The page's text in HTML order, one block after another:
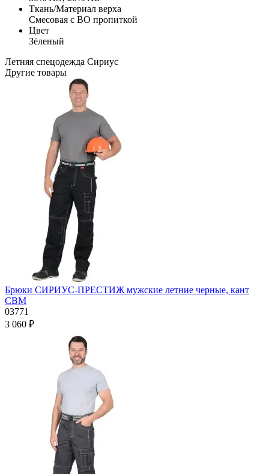
Ткань/Материал верха
Смесовая с ВО пропиткой
Цвет
Зёленый
Летняя спецодежда Сириус
Другие товары
Брюки СИРИУС-ПРЕСТИЖ мужские летние черные, кант
СВМ
03771
3 060 ₽